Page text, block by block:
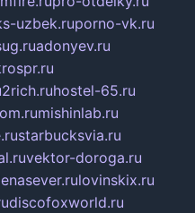
uzbek.ruporno-vk.ru
adonyev.ru
2rich.ruhostel-65.ru
mishinlab.ru
starbucksvia.ru
vektor-doroga.ru
lovinskix.ru
discofoxworld.ru